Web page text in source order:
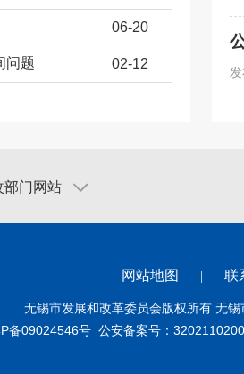
06-20
问题 02-12
发
部门网站
网站地图 联
无锡市发展和改革委员会版权所有 无
备09024546号 公安备案号：